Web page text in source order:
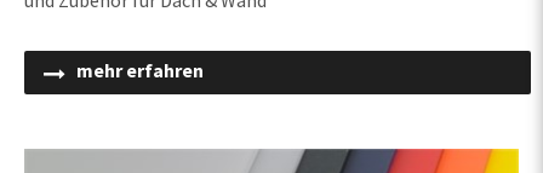
mehr erfahren